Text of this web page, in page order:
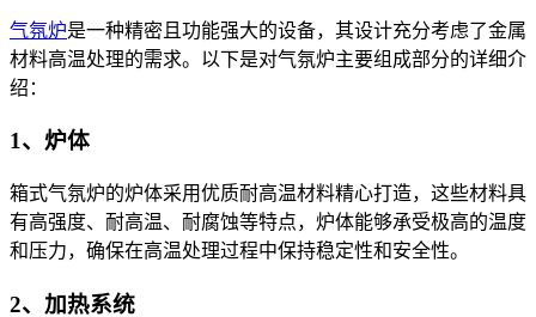
气氛炉是一种精密且功能强大的设备，其设计充分考虑了金属
材料高温处理的需求。以下是对气氛炉主要组成部分的详细介
绍：
1、炉体
箱式气氛炉的炉体采用优质耐高温材料精心打造，这些材料具
有高强度、耐高温、耐腐蚀等特点，炉体能够承受极高的温度
和压力，确保在高温处理过程中保持稳定性和安全性。
2、加热系统